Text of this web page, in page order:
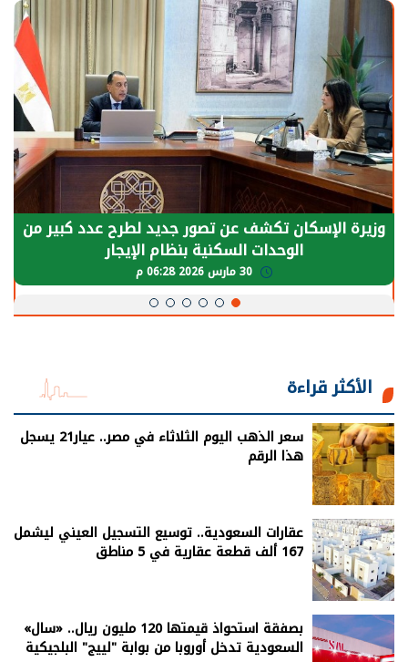
وزيرة الإسكان تكشف عن تصور جديد لطرح عدد كبير من
الوحدات السكنية بنظام الإيجار
الأكثر قراءة
سعر الذهب اليوم الثلاثاء في مصر.. عيار21 يسجل
هذا الرقم
عقارات السعودية.. توسيع التسجيل العيني ليشمل
167 ألف قطعة عقارية في 5 مناطق
بصفقة استحواذ قيمتها 120 مليون ريال.. «سال»
السعودية تدخل أوروبا من بوابة "لييج" البلجيكية